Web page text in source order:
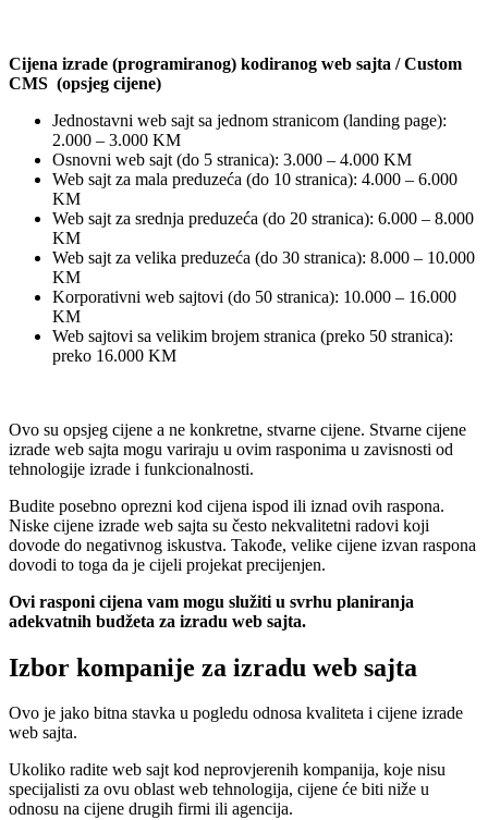
Cijena izrade (programiranog) kodiranog web sajta / Custom
CMS (opsjeg cijene)
Jednostavni web sajt sa jednom stranicom (landing page):
2.000 – 3.000 KM
Osnovni web sajt (do 5 stranica): 3.000 – 4.000 KM
Web sajt za mala preduzeća (do 10 stranica): 4.000 – 6.000
KM
Web sajt za srednja preduzeća (do 20 stranica): 6.000 – 8.000
KM
Web sajt za velika preduzeća (do 30 stranica): 8.000 – 10.000
KM
Korporativni web sajtovi (do 50 stranica): 10.000 – 16.000
KM
Web sajtovi sa velikim brojem stranica (preko 50 stranica):
preko 16.000 KM
Ovo su opsjeg cijene a ne konkretne, stvarne cijene. Stvarne cijene
izrade web sajta mogu variraju u ovim rasponima u zavisnosti od
tehnologije izrade i funkcionalnosti.
Budite posebno oprezni kod cijena ispod ili iznad ovih raspona.
Niske cijene izrade web sajta su često nekvalitetni radovi koji
dovode do negativnog iskustva. Takođe, velike cijene izvan raspona
dovodi to toga da je cijeli projekat precijenjen.
Ovi rasponi cijena vam mogu služiti u svrhu planiranja
adekvatnih budžeta za izradu web sajta.
Izbor kompanije za izradu web sajta
Ovo je jako bitna stavka u pogledu odnosa kvaliteta i cijene izrade
web sajta.
Ukoliko radite web sajt kod neprovjerenih kompanija, koje nisu
specijalisti za ovu oblast web tehnologija, cijene će biti niže u
odnosu na cijene drugih firmi ili agencija.